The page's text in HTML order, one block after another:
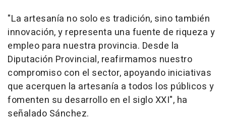
"La artesanía no solo es tradición, sino también
innovación, y representa una fuente de riqueza y
empleo para nuestra provincia. Desde la
Diputación Provincial, reafirmamos nuestro
compromiso con el sector, apoyando iniciativas
que acerquen la artesanía a todos los públicos y
fomenten su desarrollo en el siglo XXI", ha
señalado Sánchez.